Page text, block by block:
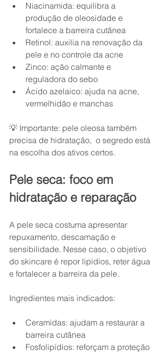
Niacinamida: equilibra a
produção de oleosidade e
fortalece a barreira cutânea
Retinol: auxilia na renovação da
pele e no controle da acne
Zinco: ação calmante e
reguladora do sebo
Ácido azelaico: ajuda na acne,
vermelhidão e manchas
💡 Importante: pele oleosa também
precisa de hidratação,  o segredo está
na escolha dos ativos certos.
Pele seca: foco em
hidratação e reparação
A pele seca costuma apresentar
repuxamento, descamação e
sensibilidade. Nesse caso, o objetivo
do skincare é repor lipídios, reter água
e fortalecer a barreira da pele.
Ingredientes mais indicados:
Ceramidas: ajudam a restaurar a
barreira cutânea
Fosfolipídios: reforçam a proteção